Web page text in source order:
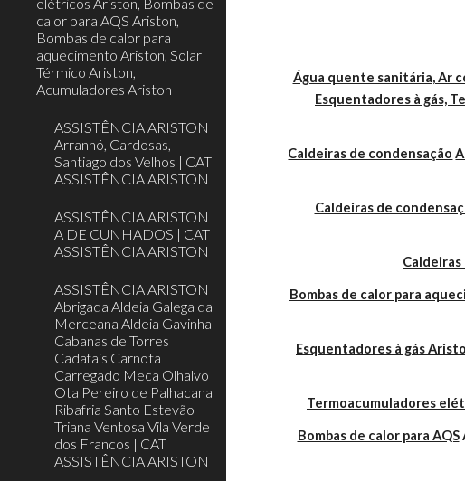
calor para AQS Ariston,
Bombas de calor para
aquecimento Ariston, Solar
Térmico Ariston,
Acumuladores Ariston
ASSISTÊNCIA ARISTON
Arranhó, Cardosas,
Santiago dos Velhos | CAT
ASSISTÊNCIA ARISTON
ASSISTÊNCIA ARISTON
A DE CUNHADOS | CAT
ASSISTÊNCIA ARISTON
ASSISTÊNCIA ARISTON
Abrigada Aldeia Galega da
Merceana Aldeia Gavinha
Cabanas de Torres
Cadafais Carnota
Carregado Meca Olhalvo
Ota Pereiro de Palhacana
Ribafria Santo Estevão
Triana Ventosa Vila Verde
dos Francos | CAT
ASSISTÊNCIA ARISTON
Água quente sanitária, Ar
Esquentadores à gás,
Caldeiras de condensação
Caldeiras de
Bombas de calor para
Esquentadores à gás
Termoacumuladores
Bombas de calor para AQS